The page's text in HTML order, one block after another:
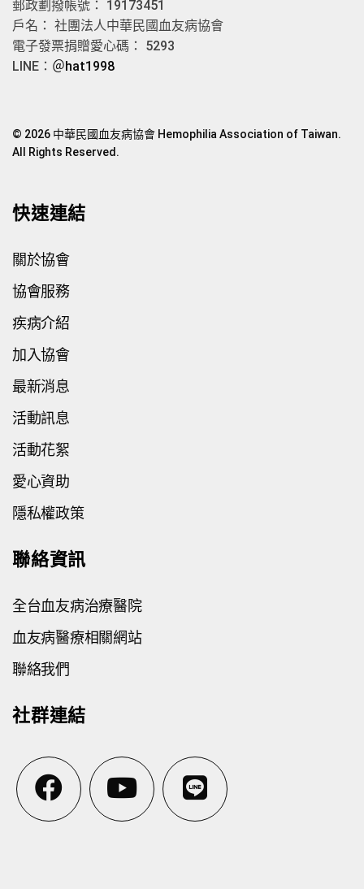
郵政劃撥帳號： 19173451
戶名： 社團法人中華民國血友病協會
電子發票捐贈愛心碼： 5293
LINE： ＠hat1998
© 2026 中華民國血友病協會 Hemophilia Association of Taiwan.
All Rights Reserved.
快速連結
關於協會
協會服務
疾病介紹
加入協會
最新消息
活動訊息
活動花絮
愛心資助
隱私權政策
聯絡資訊
全台血友病治療醫院
血友病醫療相關網站
聯絡我們
社群連結